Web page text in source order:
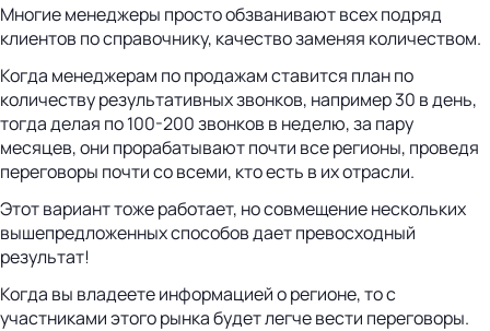
Многие менеджеры просто обзванивают всех подряд
клиентов по справочнику, качество заменяя количеством.
Когда менеджерам по продажам ставится план по
количеству результативных звонков, например 30 в день,
тогда делая по 100-200 звонков в неделю, за пару
месяцев, они прорабатывают почти все регионы, проведя
переговоры почти со всеми, кто есть в их отрасли.
Этот вариант тоже работает, но совмещение нескольких
вышепредложенных способов дает превосходный
результат!
Когда вы владеете информацией о регионе, то с
участниками этого рынка будет легче вести переговоры.